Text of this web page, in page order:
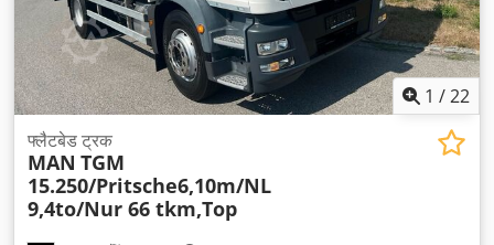
1 /22
फ्लैटबेड ट्रक
MAN TGM
15.250/Pritsche6,10m/NL
9,4to/Nur 66 tkm,Top